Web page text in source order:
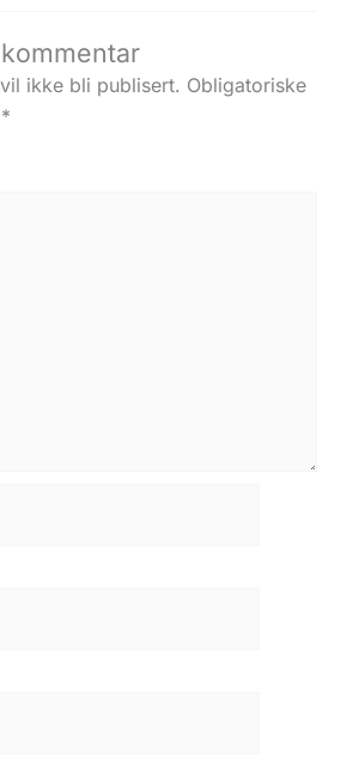
ikke bli publisert. Obligatoriske
*